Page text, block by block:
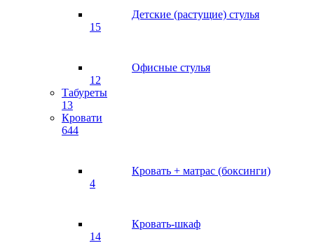
Детские (растущие) стулья
15
Офисные стулья
12
Табуреты
13
Кровати
644
Кровать + матрас (боксинги)
4
Кровать-шкаф
14